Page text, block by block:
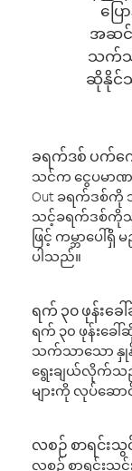
ပြ
အဆင်
သက်သာ
ဆိုနိုင်
ခရက်ဒစ် ပက်ကေ့
သင်က ငွေပမာ
Out ခရက်ဒစ်
သင့်ခရက်ဒစ်ကိုသုံ
ဖြင့် ကမ္ဘာပေ
ပါသည်။
ရက် ၃၀ ဖုန်းခ
ရက် ၃၀ ဖုန်းခေ
သက်သာသော နှုန်
ရွေးချယ်လိုက်သ
များကို လုပ်ဆေ
လစဉ် စာရင်းသွ
လစဉ် စာရင်းသွင်